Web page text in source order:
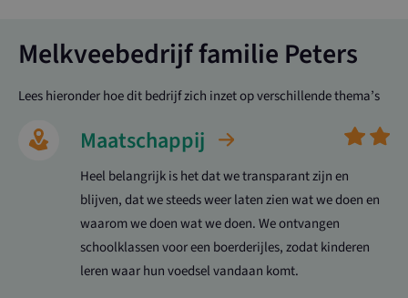
Melkveebedrijf familie Peters
Lees hieronder hoe dit bedrijf zich inzet op verschillende thema’s
Maatschappij
Heel belangrijk is het dat we transparant zijn en
blijven, dat we steeds weer laten zien wat we doen en
waarom we doen wat we doen. We ontvangen
schoolklassen voor een boerderijles, zodat kinderen
leren waar hun voedsel vandaan komt.